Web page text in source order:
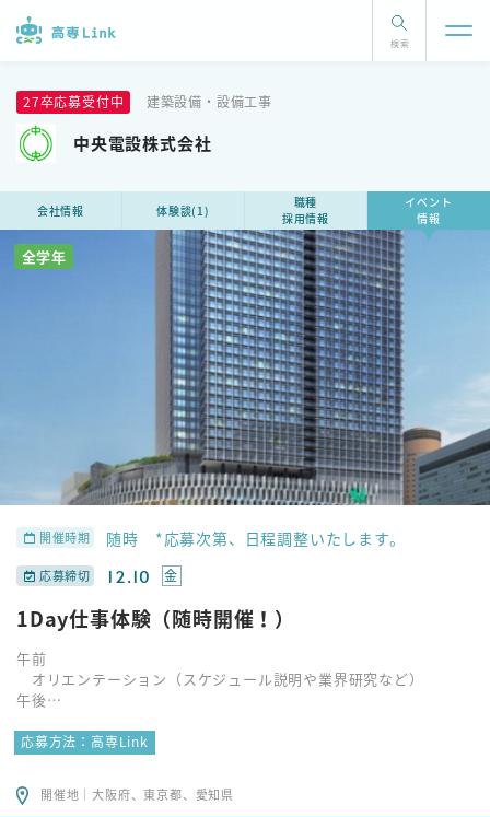
検索
中央電設株式会社
27卒応募受付中 建築設備・設備工事
会社情報 体験談(1)
職種
採用情報
イベント
情報
全学年
開催時期 随時 *応募次第、日程調整いたします。
応募締切 12.10 金
1Day仕事体験（随時開催！）
午前
オリエンテーション（スケジュール説明や業界研究など）
午後
全日10：00～16：00まで
応募方法：高専Link
開催地｜大阪府、東京都、愛知県